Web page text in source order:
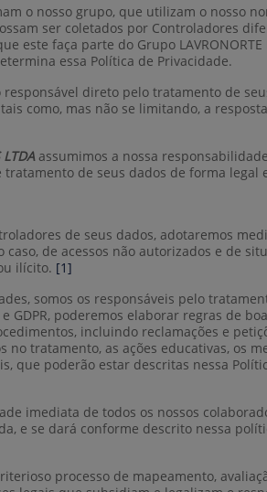
o nosso grupo, que utilizam o nosso
ser coletados por Controladores
este faça parte do Grupo
essa Política de Privacidade.
direto pelo tratamento de
como, mas não se limitando, a
LTDAassumimos a nossa
de seus dados de forma legal
de seus dados, adotaremos
de acessos não autorizados e de
ilícito. [1]
somos os responsáveis pelo
GDPR, poderemos elaborar regras de
incluindo reclamações e
no tratamento, as ações educativas, os
que poderão estar descritas nessa
imediata de todos os nossos
e se dará conforme descrito nessa
processo de mapeamento,